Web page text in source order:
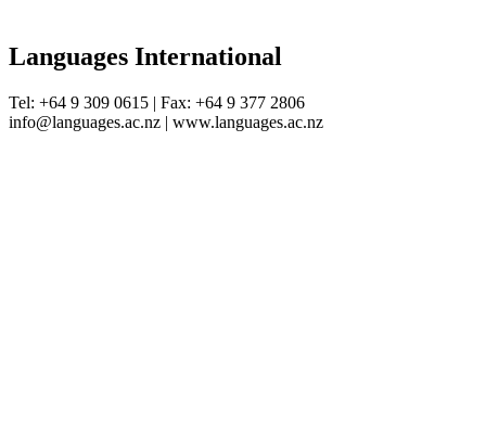
Languages International
Tel: +64 9 309 0615 | Fax: +64 9 377 2806
info@languages.ac.nz | www.languages.ac.nz